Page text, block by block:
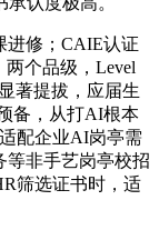
修；CAIE认证
个品级，Level
著提拔，应届生
备，从打AI根本
配企业AI岗亭需
等非手艺岗亭校招
筛选证书时，适